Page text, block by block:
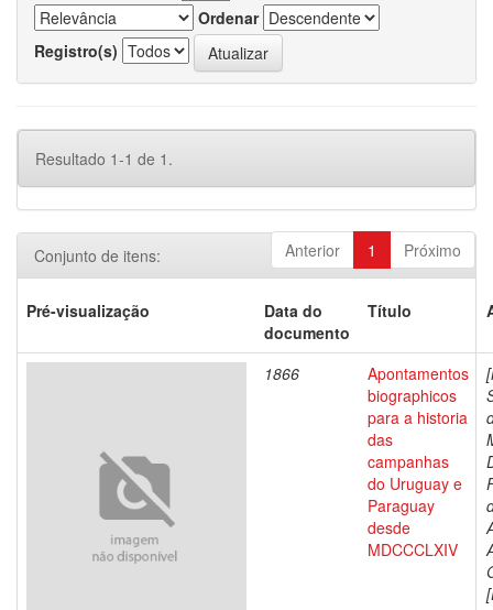
Ordenar
Registro(s)
Resultado 1-1 de 1.
Anterior 1 Próximo
Conjunto de itens:
Pré-visualização
Data do
documento
Título
1866
Apontamentos
biographicos
para a historia
das
campanhas
do Uruguay e
Paraguay
desde
MDCCCLXIV